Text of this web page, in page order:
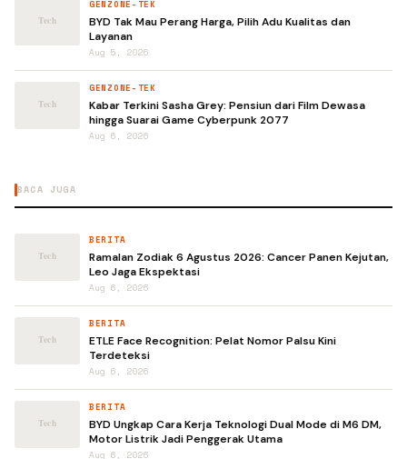
GENZONE-TEK
BYD Tak Mau Perang Harga, Pilih Adu Kualitas dan
Layanan
Aug 5, 2026
GENZONE-TEK
Kabar Terkini Sasha Grey: Pensiun dari Film Dewasa
hingga Suarai Game Cyberpunk 2077
Aug 6, 2026
BACA JUGA
BERITA
Ramalan Zodiak 6 Agustus 2026: Cancer Panen Kejutan,
Leo Jaga Ekspektasi
Aug 6, 2026
BERITA
ETLE Face Recognition: Pelat Nomor Palsu Kini
Terdeteksi
Aug 6, 2026
BERITA
BYD Ungkap Cara Kerja Teknologi Dual Mode di M6 DM,
Motor Listrik Jadi Penggerak Utama
Aug 6, 2026